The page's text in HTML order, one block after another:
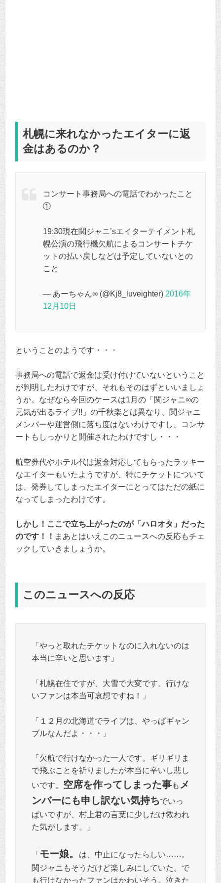
札幌に来れなかったエイターに返
金はあるのか？
コンサート事務局への電話でわかったこと
①
19:30現在関ジャニ’sエイターテイメント札
幌公演の飛行機欠航によるコンサートチケ
ットの払い戻しなどは予定していないとの
こと
— あーちゃん∞ (@Kj8_luveighter) 2016年
12月10日
ということのようです・・・
事務局への電話で返金は受け付けていないということ
が判明したわけですが、それもそのはずといいましょ
うか。なぜなら今回のケースは1月の「関ジャニ∞の
元気が出るライブ!!」の千秋楽とは異なり、関ジャニ
メンバーや運営側に落ち度はないわけですし、コンサ
ートもしっかりと開催されたわけですし・・・
航空券代やホテル代は返金対応してもらったラッキー
なエイターもいたようですが、特にチケットについて
は、発券してしまったエイターにとってはただの紙に
なってしまったわけです。
しかし！ここで立ち上がったのが「ハロオタ」だった
のです！！ まあとはいえこのニュースへの反応もチェ
ックしていきましょうか。
このニュースへの反応
「やっと取れたチケットなのに入れないのは
本当に辛いと思います」
「札幌在住ですが、大雪で大変です。行けな
いファンは本当可哀想ですね！」
「１２月の北海道でライブは、やっぱギャン
ブルなんだよ・・・」
「欠航で行けなかった一人です。ギリギリま
で飛ぶことを祈りましたが本当に辛いし悲し
いです。 空席を作ってしまった事も メ
ンバーにも申し訳ない気持ちでいっ
ぱいですが、村上君の言葉に少しだけ救われ
た気がします。」
「 モー娘。
は、中止になったらしい……。
関ジャニもそうだけど楽しみにしていた。で
も行けなかったファンはかわいそう。泣きた